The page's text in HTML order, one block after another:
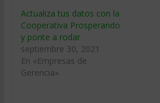
Actualiza tus datos con la
Cooperativa Prosperando
y ponte a rodar
septiembre 30, 2021
En «Empresas de
Gerencia»